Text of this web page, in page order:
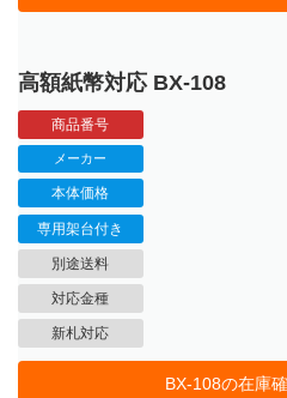
高額紙幣対応 BX-108
商品番号
メーカー
本体価格
専用架台付き
別途送料
対応金種
新札対応
BX-108の在庫